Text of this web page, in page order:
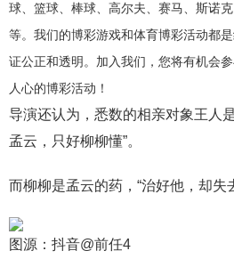
球、篮球、棒球、高尔夫、赛马、斯诺
等。我们的博彩游戏和体育博彩活动都
证公正和透明。加入我们，您将有机会
人心的博彩活动！
导演还认为，悉数的相亲对象王人
孟云，只好柳柳懂”。
而柳柳是孟云的药，“治好他，却失
图源：抖音@前任4